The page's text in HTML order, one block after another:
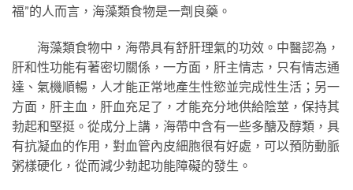
福”的人而言，海藻類食物是一劑良藥。
海藻類食物中，海帶具有舒肝理氣的功效。中醫認為，
肝和性功能有著密切關係，一方面，肝主情志，只有情志通
達、氣機順暢，人才能正常地產生性慾並完成性生活；另一
方面，肝主血，肝血充足了，才能充分地供給陰莖，保持其
勃起和堅挺。從成分上講，海帶中含有一些多醣及醇類，具
有抗凝血的作用，對血管內皮細胞很有好處，可以預防動脈
粥樣硬化，從而減少勃起功能障礙的發生。